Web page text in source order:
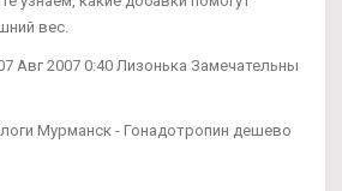
вес.
Авг 2007 0:40 Лизонька Замечательны
Мурманск - Гонадотропин дешево